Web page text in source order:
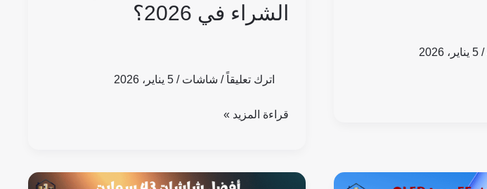
/ 5 يناير، 2026
الشراء في 2026؟
اترك تعليقاً / شاشات /5 يناير، 2026
قراءة المزيد »